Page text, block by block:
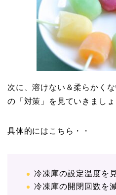
次に、溶けない＆柔らかく
の「対策」を見ていきましょ
具体的にはこちら・・
冷凍庫の設定温度を
冷凍庫の開閉回数を